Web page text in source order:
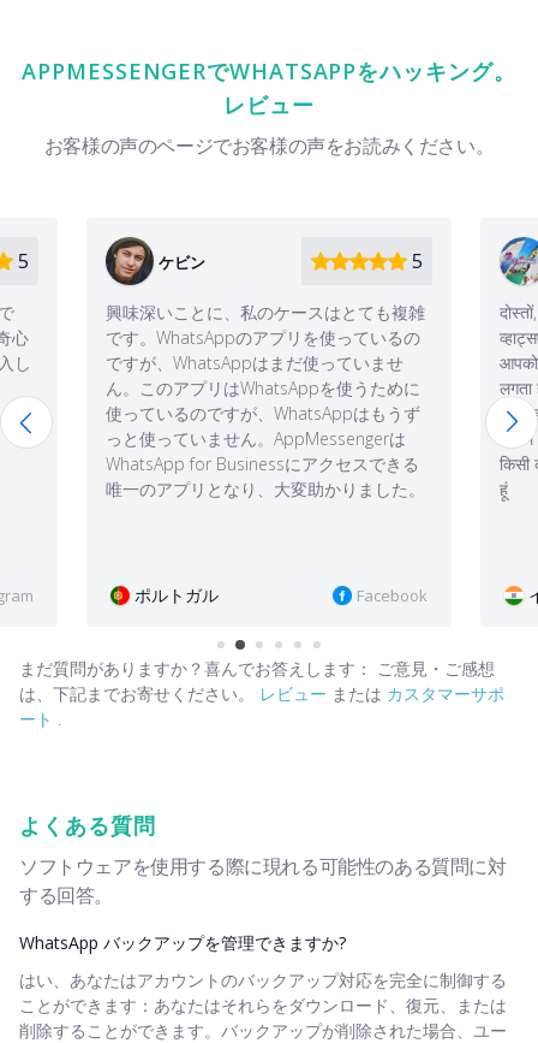
APPMESSENGERでWHATSAPPをハッキング。
レビュー
お客様の声のページでお客様の声をお読みください。
5
スはとても複雑
使っているの
っていませ
を使うために
はもうず
は
クセスできる
助かりました。
Facebook
イゴール 5
दोस्तों, इससे पहले कि आप अपने पति या पत्नी के
व्हाट्सएप को ट्रैक करें, सोचें, क्या आपको यकीन है कि
आपको इसकी आवश्यकता है?ऐप काम करता है, मुझे
लगता है कि मैंने जो कुछ भी सीखा है, उसे दूर आने में मुझे
थ ोड़ा समय गेगा । क्यमूर्खतापूर्ण है कि यह नशे की लत
है、मैं अपनी पत्नी से कुछ हफ़्ते से दूर जा रहा हूं लेकिन
किसी कारण से मैं अभी चट में नए संदेश पढ़ता और सुनता
हूं
Instagram
まだ質問がありますか？喜んでお答えします：
ご意見・ご感想
は、下記までお寄せください。
レビュー または カスタマーサポ
ート .
よくある質問
ソフトウェアを使用する際に現れる可能性のある質問に対
する回答。
WhatsApp バックアップを管理できますか?
はい、あなたはアカウントのバックアップ対応を完全に制御する
ことができます：あなたはそれらをダウンロード、復元、または
削除することができます。バックアップが削除された場合、ユー